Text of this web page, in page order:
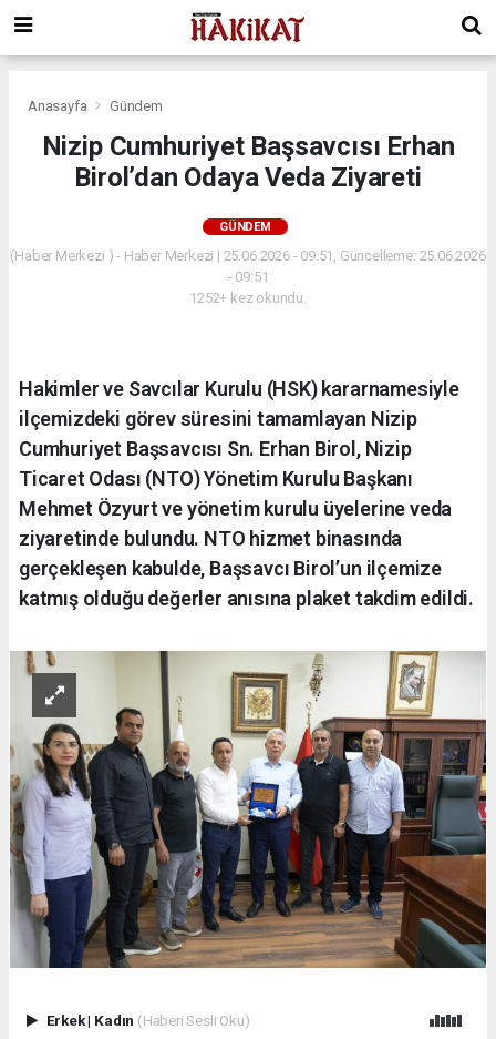
Anasayfa Gündem
Nizip Cumhuriyet Başsavcısı Erhan
Birol’dan Odaya Veda Ziyareti
GÜNDEM
(Haber Merkezi ) - Haber Merkezi | 25.06.2026 - 09:51, Güncelleme: 25.06.2026
- 09:51
1252+ kez okundu.
Hakimler ve Savcılar Kurulu (HSK) kararnamesiyle
ilçemizdeki görev süresini tamamlayan Nizip
Cumhuriyet Başsavcısı Sn. Erhan Birol, Nizip
Ticaret Odası (NTO) Yönetim Kurulu Başkanı
Mehmet Özyurt ve yönetim kurulu üyelerine veda
ziyaretinde bulundu. NTO hizmet binasında
gerçekleşen kabulde, Başsavcı Birol’un ilçemize
katmış olduğu değerler anısına plaket takdim edildi.
Erkek| Kadın (Haberi Sesli Oku)